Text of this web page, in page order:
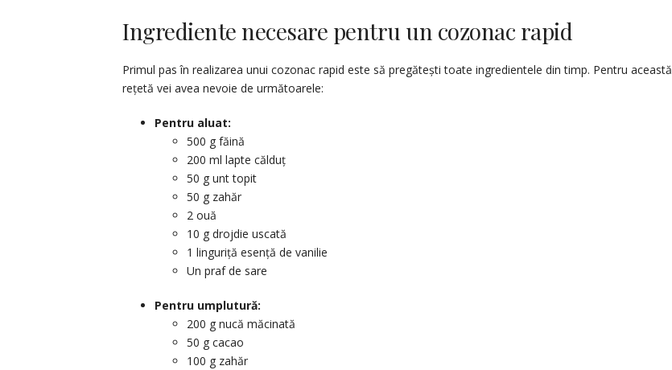
Ingrediente necesare pentru un cozonac rapid
Primul pas în realizarea unui cozonac rapid este să pregătești toate ingredientele din timp. Pentru această
rețetă vei avea nevoie de următoarele:
Pentru aluat:
500 g făină
200 ml lapte călduț
50 g unt topit
50 g zahăr
2 ouă
10 g drojdie uscată
1 linguriță esență de vanilie
Un praf de sare
Pentru umplutură:
200 g nucă măcinată
50 g cacao
100 g zahăr